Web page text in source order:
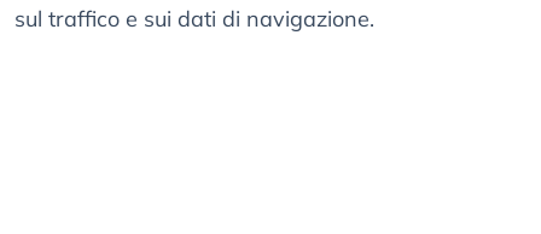
sul traffico e sui dati di navigazione.